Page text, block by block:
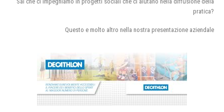
pratica?
Questo e molto altro nella nostra presentazione aziendale